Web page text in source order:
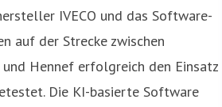
IVECO und das Software-
auf der Strecke zwischen
Hennef erfolgreich den Einsatz
Die KI-basierte Software